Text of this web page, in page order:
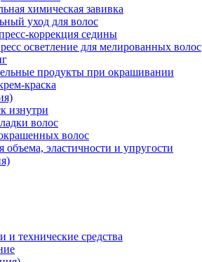
химическая завивка
уход для волос
коррекция седины
осветление для мелированных волос
продукты при окрашивании
краска
изнутри
волос
волос
эластичности и упругости
и технические средства